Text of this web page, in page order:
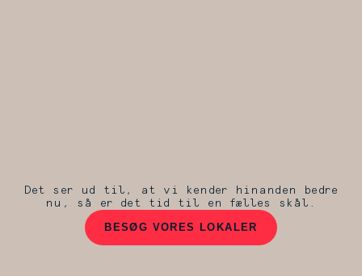
Det ser ud til, at vi kender hinanden bedre
nu, så er det tid til en fælles skål.
BESØG VORES LOKALER